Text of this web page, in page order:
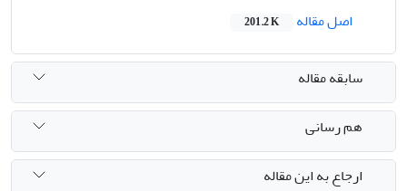
اصل مقاله
201.2 K
سابقه مقاله
هم رسانی
ارجاع به این مقاله